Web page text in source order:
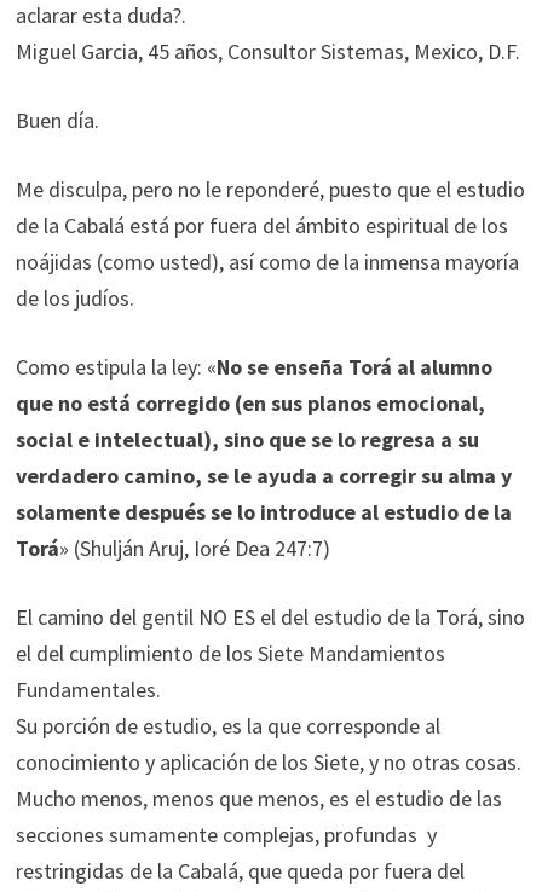
aclarar esta duda?.
Miguel Garcia, 45 años, Consultor Sistemas, Mexico, D.F.
Buen día.
Me disculpa, pero no le reponderé, puesto que el estudio
de la Cabalá está por fuera del ámbito espiritual de los
noájidas (como usted), así como de la inmensa mayoría
de los judíos.
Como estipula la ley: «No se enseña Torá al alumno
que no está corregido (en sus planos emocional,
social e intelectual), sino que se lo regresa a su
verdadero camino, se le ayuda a corregir su alma y
solamente después se lo introduce al estudio de la
Torá» (Shulján Aruj, Ioré Dea 247:7)
El camino del gentil NO ES el del estudio de la Torá, sino
el del cumplimiento de los Siete Mandamientos
Fundamentales.
Su porción de estudio, es la que corresponde al
conocimiento y aplicación de los Siete, y no otras cosas.
Mucho menos, menos que menos, es el estudio de las
secciones sumamente complejas, profundas y
restringidas de la Cabalá, que queda por fuera del